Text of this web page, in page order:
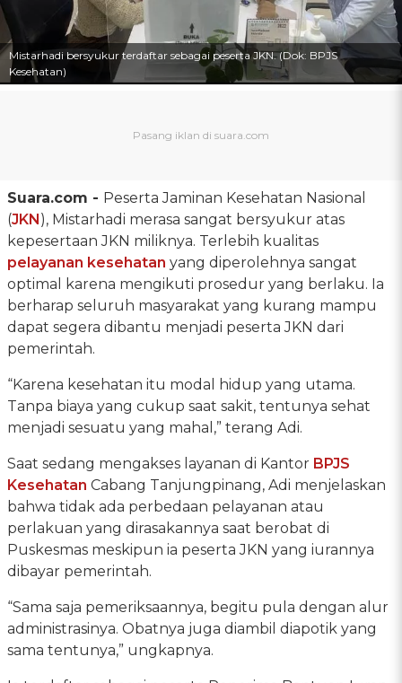
Mistarhadi bersyukur terdaftar sebagai peserta JKN. (Dok: BPJS
Kesehatan)
Suara.com - Peserta Jaminan Kesehatan Nasional
(JKN), Mistarhadi merasa sangat bersyukur atas
kepesertaan JKN miliknya. Terlebih kualitas
pelayanan kesehatan yang diperolehnya sangat
optimal karena mengikuti prosedur yang berlaku. Ia
berharap seluruh masyarakat yang kurang mampu
dapat segera dibantu menjadi peserta JKN dari
pemerintah.
“Karena kesehatan itu modal hidup yang utama.
Tanpa biaya yang cukup saat sakit, tentunya sehat
menjadi sesuatu yang mahal,” terang Adi.
Saat sedang mengakses layanan di Kantor BPJS
Kesehatan Cabang Tanjungpinang, Adi menjelaskan
bahwa tidak ada perbedaan pelayanan atau
perlakuan yang dirasakannya saat berobat di
Puskesmas meskipun ia peserta JKN yang iurannya
dibayar pemerintah.
“Sama saja pemeriksaannya, begitu pula dengan alur
administrasinya. Obatnya juga diambil diapotik yang
sama tentunya,” ungkapnya.